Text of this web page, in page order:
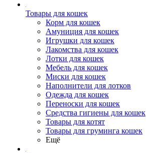
Товары для кошек
Корм для кошек
Амуниция для кошек
Игрушки для кошек
Лакомства для кошек
Лотки для кошек
Мебель для кошек
Миски для кошек
Наполнители для лотков
Одежда для кошек
Переноски для кошек
Средства гигиены для кошек
Товары для котят
Товары для груминга кошек
Ещё